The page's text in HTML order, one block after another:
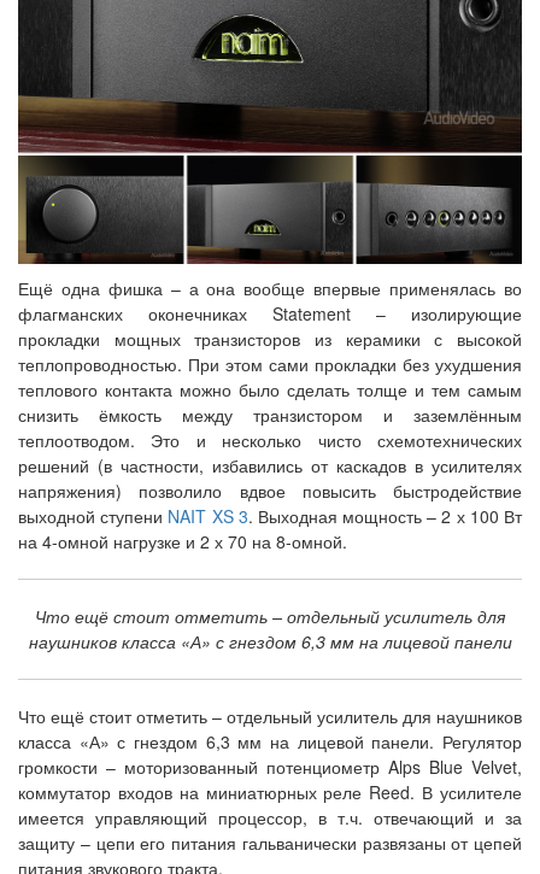
Ещё одна фишка – а она вообще впервые применялась во
флагманских оконечниках Statement – изолирующие
прокладки мощных транзисторов из керамики с высокой
теплопроводностью. При этом сами прокладки без ухудшения
теплового контакта можно было сделать толще и тем самым
снизить ёмкость между транзистором и заземлённым
теплоотводом. Это и несколько чисто схемотехнических
решений (в частности, избавились от каскадов в усилителях
напряжения) позволило вдвое повысить быстродействие
выходной ступени NAIT XS 3. Выходная мощность – 2 х 100 Вт
на 4-омной нагрузке и 2 х 70 на 8-омной.
Что ещё стоит отметить – отдельный усилитель для
наушников класса «А» с гнездом 6,3 мм на лицевой панели
Что ещё стоит отметить – отдельный усилитель для наушников
класса «А» с гнездом 6,3 мм на лицевой панели. Регулятор
громкости – моторизованный потенциометр Alps Blue Velvet,
коммутатор входов на миниатюрных реле Reed. В усилителе
имеется управляющий процессор, в т.ч. отвечающий и за
защиту – цепи его питания гальванически развязаны от цепей
питания звукового тракта.